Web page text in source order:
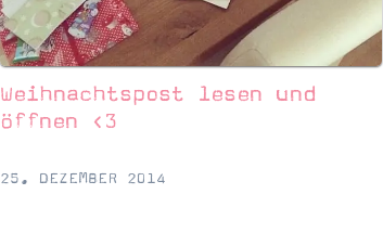
SUCHE
Weihnachtspost lesen und
öffnen <3
25. DEZEMBER 2014